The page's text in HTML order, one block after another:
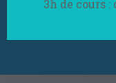
3h de cours :